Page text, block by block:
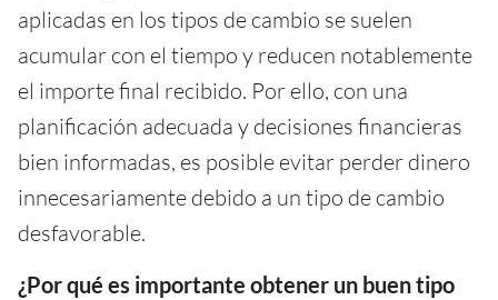
aplicadas en los tipos de cambio se suelen
acumular con el tiempo y reducen notablemente
el importe final recibido. Por ello, con una
planificación adecuada y decisiones financieras
bien informadas, es posible evitar perder dinero
innecesariamente debido a un tipo de cambio
desfavorable.
¿Por qué es importante obtener un buen tipo